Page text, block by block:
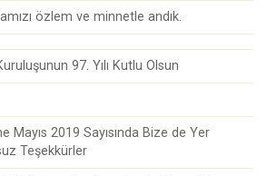
özlem ve minnetle andık.
97. Yılı Kutlu Olsun
Mayıs 2019 Sayısında Bize de Yer
Teşekkürler